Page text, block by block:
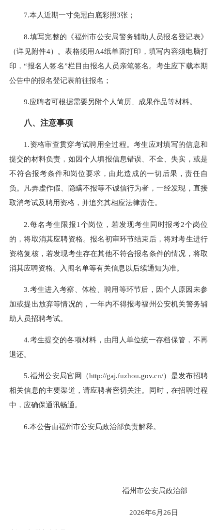
7.本人近期一寸免冠白底彩照3张；
8.填写完整的《福州市公安局警务辅助人员报名登记表》
（详见附件4）。表格须用A4纸单面打印，填写内容须电脑打
印，“报名人签名”栏目由报名人员亲笔签名。考生应下载本期
公告中的报名登记表前往报名；
9.应聘者可根据需要另附个人简历、成果作品等材料。
八、注意事项
1.资格审查贯穿考试聘用全过程。考生应对填写的信息和
提交的材料负责，如因个人填报信息错误、不全、失实，或是
不符合报考条件和岗位要求，由此造成的一切后果，责任自
负。凡弄虚作假、隐瞒不报等不诚信行为者，一经发现，直接
取消考试及聘用资格，并追究其相应法律责任。
2.每名考生限报1个岗位，若发现考生同时报考2个岗位
的，将取消其应聘资格。报名初审环节结束后，将对考生进行
资格复核，若发现考生存在其他不符合报名条件的情况，将取
消其应聘资格。入闱名单等有关信息以后续通知为准。
3.考生进入考察、体检、聘用等环节后，因个人原因未参
加或提出放弃等情况的，一年内不得报考福州公安机关警务辅
助人员招聘考试。
4.考生提交的各项材料，由用人单位统一存档保管，不再
退还。
5.福州公安局官网（http://gaj.fuzhou.gov.cn/）是发布招聘
相关信息的主要渠道，请应聘者密切关注。同时，在招聘过程
中，应确保通讯畅通。
6.本公告由福州市公安局政治部负责解释。
福州市公安局政治部
2026年6月26日